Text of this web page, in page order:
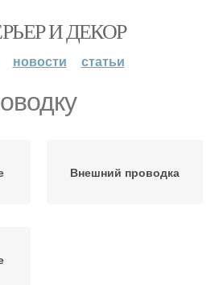
И ДЕКОР
новости статьи
Внешний проводка